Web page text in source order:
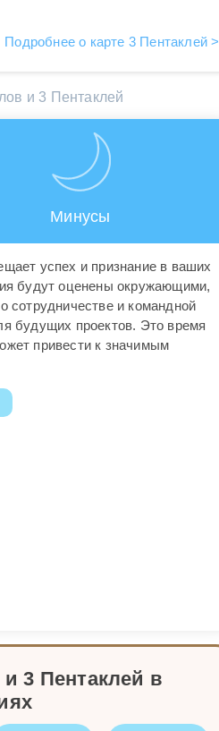
Подробнее о карте 3 Пентаклей >
и 3 Пентаклей
Минусы
успех и признание в ваших
будут оценены окружающими,
сотрудничестве и командной
будущих проектов. Это время
привести к значимым
3 Пентаклей в